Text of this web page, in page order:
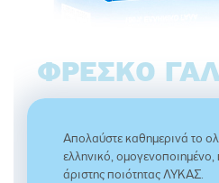
ΦΡΈΣΚΟ
Απολαύστε καθημερινά το
ελληνικό,
άριστης ποιότητας ΛΥΚΑΣ.